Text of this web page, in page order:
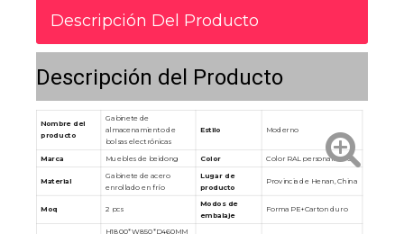
Descripción Del Producto
Descripción del Producto
Nombre del
producto
Gabinete de
almacenamiento de
bolsas electrónicas
Estilo Moderno
Marca Muebles de beidong Color Color RAL personalizado
Material
Gabinete de acero
enrollado en frío
Lugar de
producto
Provincia de Henan, China
Moq 2 pcs
Modos de
embalaje
Forma PE+Carton duro
H1800*W850*D460MM